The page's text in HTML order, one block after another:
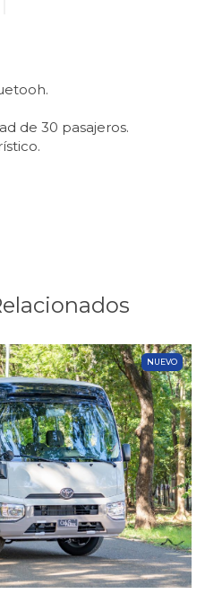
de 30 pasajeros.
NUEVO